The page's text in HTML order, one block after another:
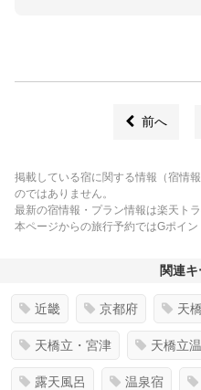
前へ
掲載している宿に関する情報（宿情
のではありません。
最新の宿情報・プラン情報は楽天ト
本ページからの旅行予約ではGポイン
関連
近畿 京都府 天
天橋立・宮津 天橋立
露天風呂 温泉宿